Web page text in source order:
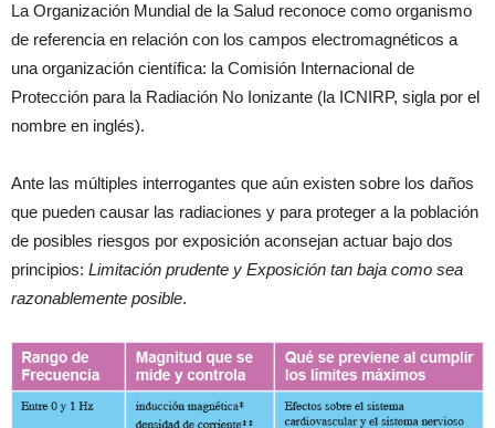
La Organización Mundial de la Salud reconoce como organismo
de referencia en relación con los campos electromagnéticos a
una organización científica: la Comisión Internacional de
Protección para la Radiación No Ionizante (la ICNIRP, sigla por el
nombre en inglés).
Ante las múltiples interrogantes que aún existen sobre los daños
que pueden causar las radiaciones y para proteger a la población
de posibles riesgos por exposición aconsejan actuar bajo dos
principios: Limitación prudente y Exposición tan baja como sea
razonablemente posible.